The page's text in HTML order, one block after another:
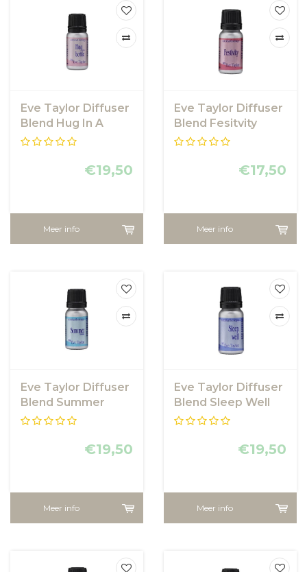
Eve Taylor Diffuser
Blend Hug In A
Bottle
€19,50
Meer info
Eve Taylor Diffuser
Blend Fesitvity
€17,50
Meer info
Eve Taylor Diffuser
Blend Summer
€19,50
Meer info
Eve Taylor Diffuser
Blend Sleep Well
€19,50
Meer info